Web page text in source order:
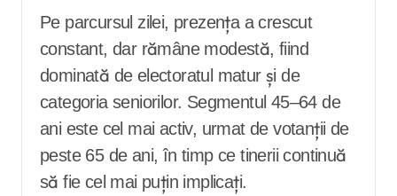
Pe parcursul zilei, prezența a crescut
constant, dar rămâne modestă, fiind
dominată de electoratul matur și de
categoria seniorilor. Segmentul 45–64 de
ani este cel mai activ, urmat de votanții de
peste 65 de ani, în timp ce tinerii continuă
să fie cel mai puțin implicați.